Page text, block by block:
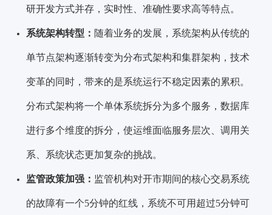
研开发方式并存，实时性、准确性要求高等特点。
系统架构转型： 随着业务的发展，系统架构从传统的
单节点架构逐渐转变为分布式架构和集群架构，技术
变革的同时，带来的是系统运行不稳定因素的累积。
分布式架构将一个单体系统拆分为多个服务，数据库
进行多个维度的拆分，使运维面临服务层次、调用关
系、系统状态更加复杂的挑战。
监管政策加强： 监管机构对开市期间的核心交易系统
的故障有一个5分钟的红线，系统不可用超过5分钟可